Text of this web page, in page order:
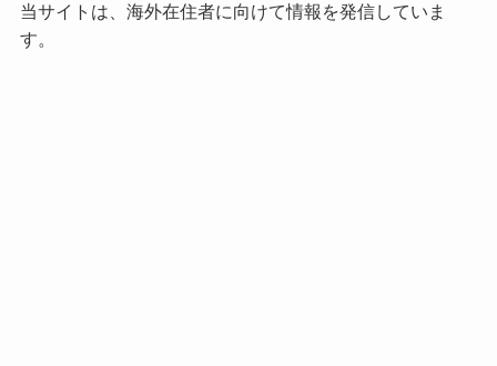
当サイトは、海外在住者に向けて情報を発信していま
す。